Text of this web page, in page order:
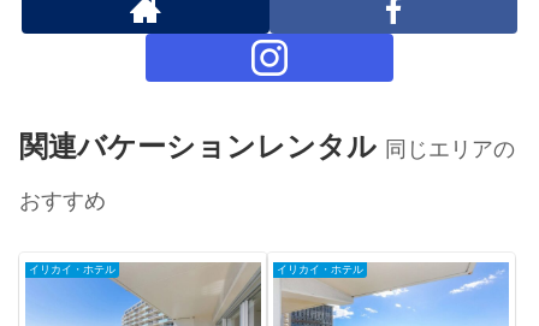
関連バケーションレンタル 同じエリアの
おすすめ
イリカイ・ホテル イリカイ・ホテル